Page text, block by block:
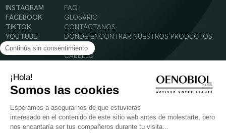
INSTAGRAM
FACEBOOK
TIKTOK
YOUTUBE
FAQ
GLOSARIO
CONTÁCTANOS
DÓNDE ENCONTRAR NUESTROS PRODUCTOS
SOLAR
CABELLO
© 2024 Oenobiol Paris
Condiciones Generales de Uso
Política de Privacidad
Menciones legales